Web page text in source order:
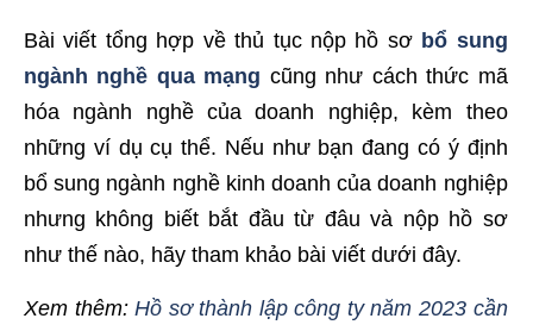
Bài viết tổng hợp về thủ tục nộp hồ sơ bổ sung
ngành nghề qua mạng cũng như cách thức mã
hóa ngành nghề của doanh nghiệp, kèm theo
những ví dụ cụ thể. Nếu như bạn đang có ý định
bổ sung ngành nghề kinh doanh của doanh nghiệp
nhưng không biết bắt đầu từ đâu và nộp hồ sơ
như thế nào, hãy tham khảo bài viết dưới đây.
Xem thêm:Hồ sơ thành lập công ty năm 2023 cần